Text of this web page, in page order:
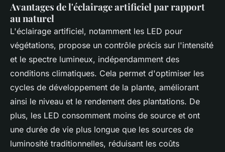
Avantages de l'éclairage artificiel par rapport
au naturel
L'éclairage artificiel, notamment les LED pour
végétations, propose un contrôle précis sur l'intensité
et le spectre lumineux, indépendamment des
conditions climatiques. Cela permet d'optimiser les
cycles de développement de la plante, améliorant
ainsi le niveau et le rendement des plantations. De
plus, les LED consomment moins de source et ont
une durée de vie plus longue que les sources de
luminosité traditionnelles, réduisant les coûts